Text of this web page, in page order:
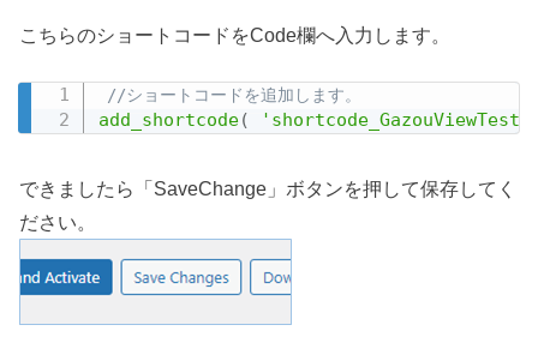
こちらのショートコードをCode欄へ入力します。
//ショートコードを追加します。
add_shortcode( 'shortcode_GazouViewTest'
できましたら「SaveChange」ボタンを押して保存してく
ださい。